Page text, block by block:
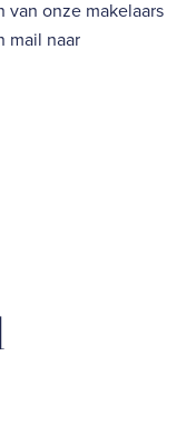
van onze makelaars
mail naar